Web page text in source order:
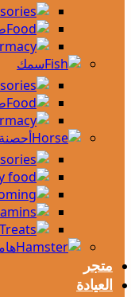
سمك
أحصنة
متجر
العيادة